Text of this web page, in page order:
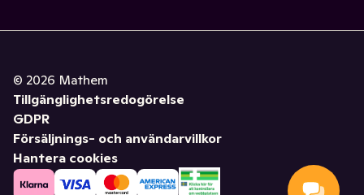
© 2026 Mathem
Tillgänglighetsredogörelse
GDPR
Försäljnings- och användarvillkor
Hantera cookies